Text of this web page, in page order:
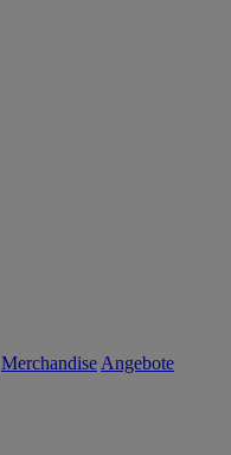
Merchandise Angebote